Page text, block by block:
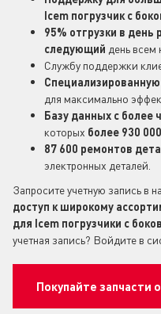
Icem погрузчик с
95% отгрузки в день
следующий день всем
Службу поддержки
для максимально
Базу данных с более
которых более 930
87 600 ремонтов
электронных деталей.
Запросите учетную запись в
доступ к широкому
для Icem погрузчики с
учетная запись? Войдите в
Покупайте запчасти